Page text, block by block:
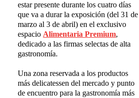
estar presente durante los cuatro días
que va a durar la exposición (del 31 de
marzo al 3 de abril) en el exclusivo
espacio Alimentaria Premium,
dedicado a las firmas selectas de alta
gastronomía.
Una zona reservada a los productos
más delicatessen del mercado y punto
de encuentro para la gastronomía más